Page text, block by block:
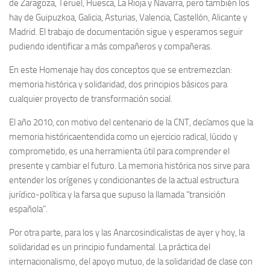
de Zaragoza, Teruel, Huesca, La Rioja y Navarra, pero también los
hay de Guipuzkoa, Galicia, Asturias, Valencia, Castellón, Alicante y
Madrid. El trabajo de documentación sigue y esperamos seguir
pudiendo identificar a más compañeros y compañeras.
En este Homenaje hay dos conceptos que se entremezclan:
memoria histórica y solidaridad, dos principios básicos para
cualquier proyecto de transformación social.
El año 2010, con motivo del centenario de la CNT, decíamos que la
memoria históricaentendida como un ejercicio radical, lúcido y
comprometido, es una herramienta útil para comprender el
presente y cambiar el futuro. La memoria histórica nos sirve para
entender los orígenes y condicionantes de la actual estructura
jurídico-política y la farsa que supuso la llamada “transición
española”.
Por otra parte, para los y las Anarcosindicalistas de ayer y hoy, la
solidaridad es un principio fundamental. La práctica del
internacionalismo, del apoyo mutuo, de la solidaridad de clase con